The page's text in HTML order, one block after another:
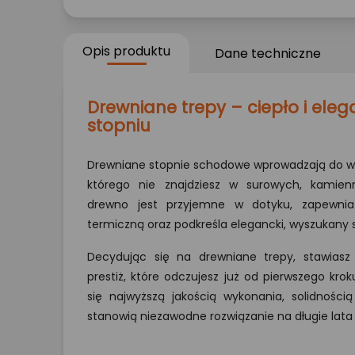
Opis produktu Dane techniczne
Drewniane trepy – ciepło i
stopniu
Drewniane stopnie schodowe wprowadzają do
którego nie znajdziesz w surowych,
drewno jest przyjemne w dotyku,
termiczną oraz podkreśla elegancki, wyszukany
Decydując się na drewniane trepy,
prestiż, które odczujesz już od pierwszego
się najwyższą jakością wykonania,
stanowią niezawodne rozwiązanie na długie